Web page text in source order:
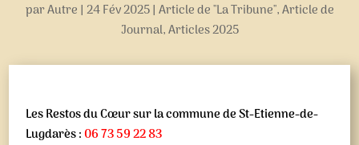
parAutre | 24 Fév 2025| Article de "La Tribune",Article de
Journal,Articles 2025
Les Restos du Cœur sur la commune de St-Etienne-de-
Lugdarès :06 73 59 22 83